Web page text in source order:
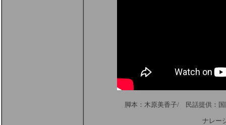
脚本：木原美香子/ 民話提供：
ナレー